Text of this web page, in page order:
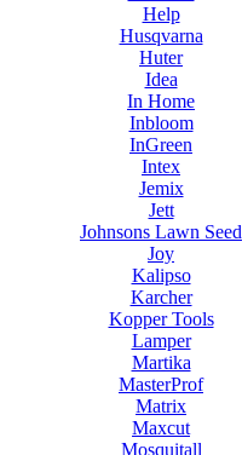
Help
Husqvarna
Huter
Idea
In Home
Inbloom
InGreen
Intex
Jemix
Jett
Johnsons Lawn Seed
Joy
Kalipso
Karcher
Kopper Tools
Lamper
Martika
MasterProf
Matrix
Maxcut
Mosquitall